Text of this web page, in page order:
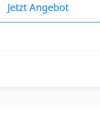
Jetzt Angebot